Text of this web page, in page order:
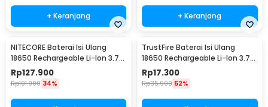
+ Keranjang + Keranjang
NITECORE Baterai Isi Ulang
18650 Rechargeable Li-Ion 3.7V
2300mAh 1PCS - NL1823
Rp127.900
Rp191.900 34%
TrustFire Baterai Isi Ulang
18650 Rechargeable Li-Ion 3.7V
6000mAh 1PC - BRC18650
Rp17.300
Rp35.900 52%